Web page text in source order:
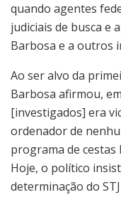
quando agentes
judiciais de busca e
Barbosa e a outros
Ao ser alvo da
Barbosa afirmou,
[investigados] era
ordenador de
programa de cestas
Hoje, o político
determinação do